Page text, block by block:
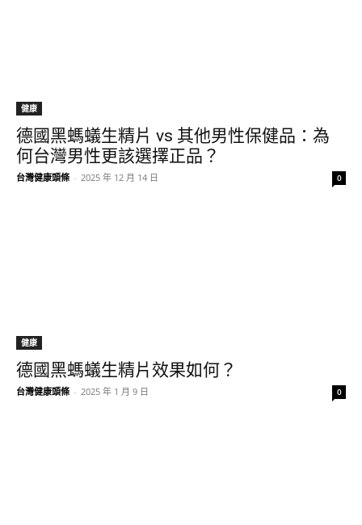
健康
德國黑螞蟻生精片 vs 其他男性保健品：為
何台灣男性更該選擇正品？
台灣健康頭條 - 2025 年 12 月 14 日 0
健康
德國黑螞蟻生精片效果如何？
台灣健康頭條 - 2025 年 1 月 9 日 0